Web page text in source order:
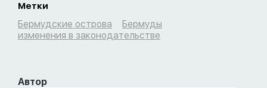
Метки
Бермудские острова
Бермуды
изменения в законодательстве
Автор